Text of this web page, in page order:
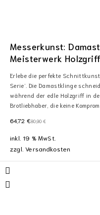
Messerkunst:
Meisterwerk Holzgriff
Erlebe die perfekte Schnittkunst
Serie‘. Die Damastklinge
während der edle Holzgriff in
Brotliebhaber, die keine
80,90€
64,72 €
inkl. 19 % MwSt.
zzgl.Versandkosten